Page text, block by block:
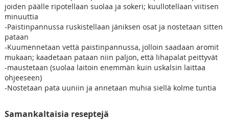
joiden päälle ripotellaan suolaa ja sokeri; kuullotellaan viitisen
minuuttia
-Paistinpannussa ruskistellaan jäniksen osat ja nostetaan sitten
pataan
-Kuumennetaan vettä paistinpannussa, jolloin saadaan aromit
mukaan; kaadetaan pataan niin paljon, että lihapalat peittyvät
-maustetaan (suolaa laitoin enemmän kuin uskalsin laittaa
ohjeeseen)
-Nostetaan pata uuniin ja annetaan muhia siellä kolme tuntia
Samankaltaisia reseptejä